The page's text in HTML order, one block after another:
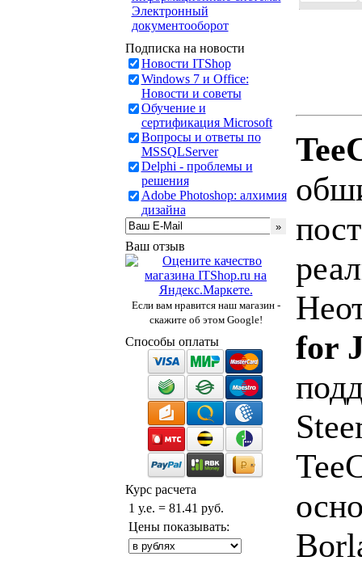
Электронный
документооборот
Подписка на новости
Новости ITShop
Windows 7 и Office:
Новости и советы
Обучение и
сертификация Microsoft
Вопросы и ответы по
MSSQLServer
Delphi - проблемы и
решения
Adobe Photoshop: алхимия
дизайна
Ваш отзыв
Если вам нравится наш магазин -
скажите об этом Google!
Способы оплаты
Курс расчета
1 у.е. = 81.41 руб.
Цены показывать:
for